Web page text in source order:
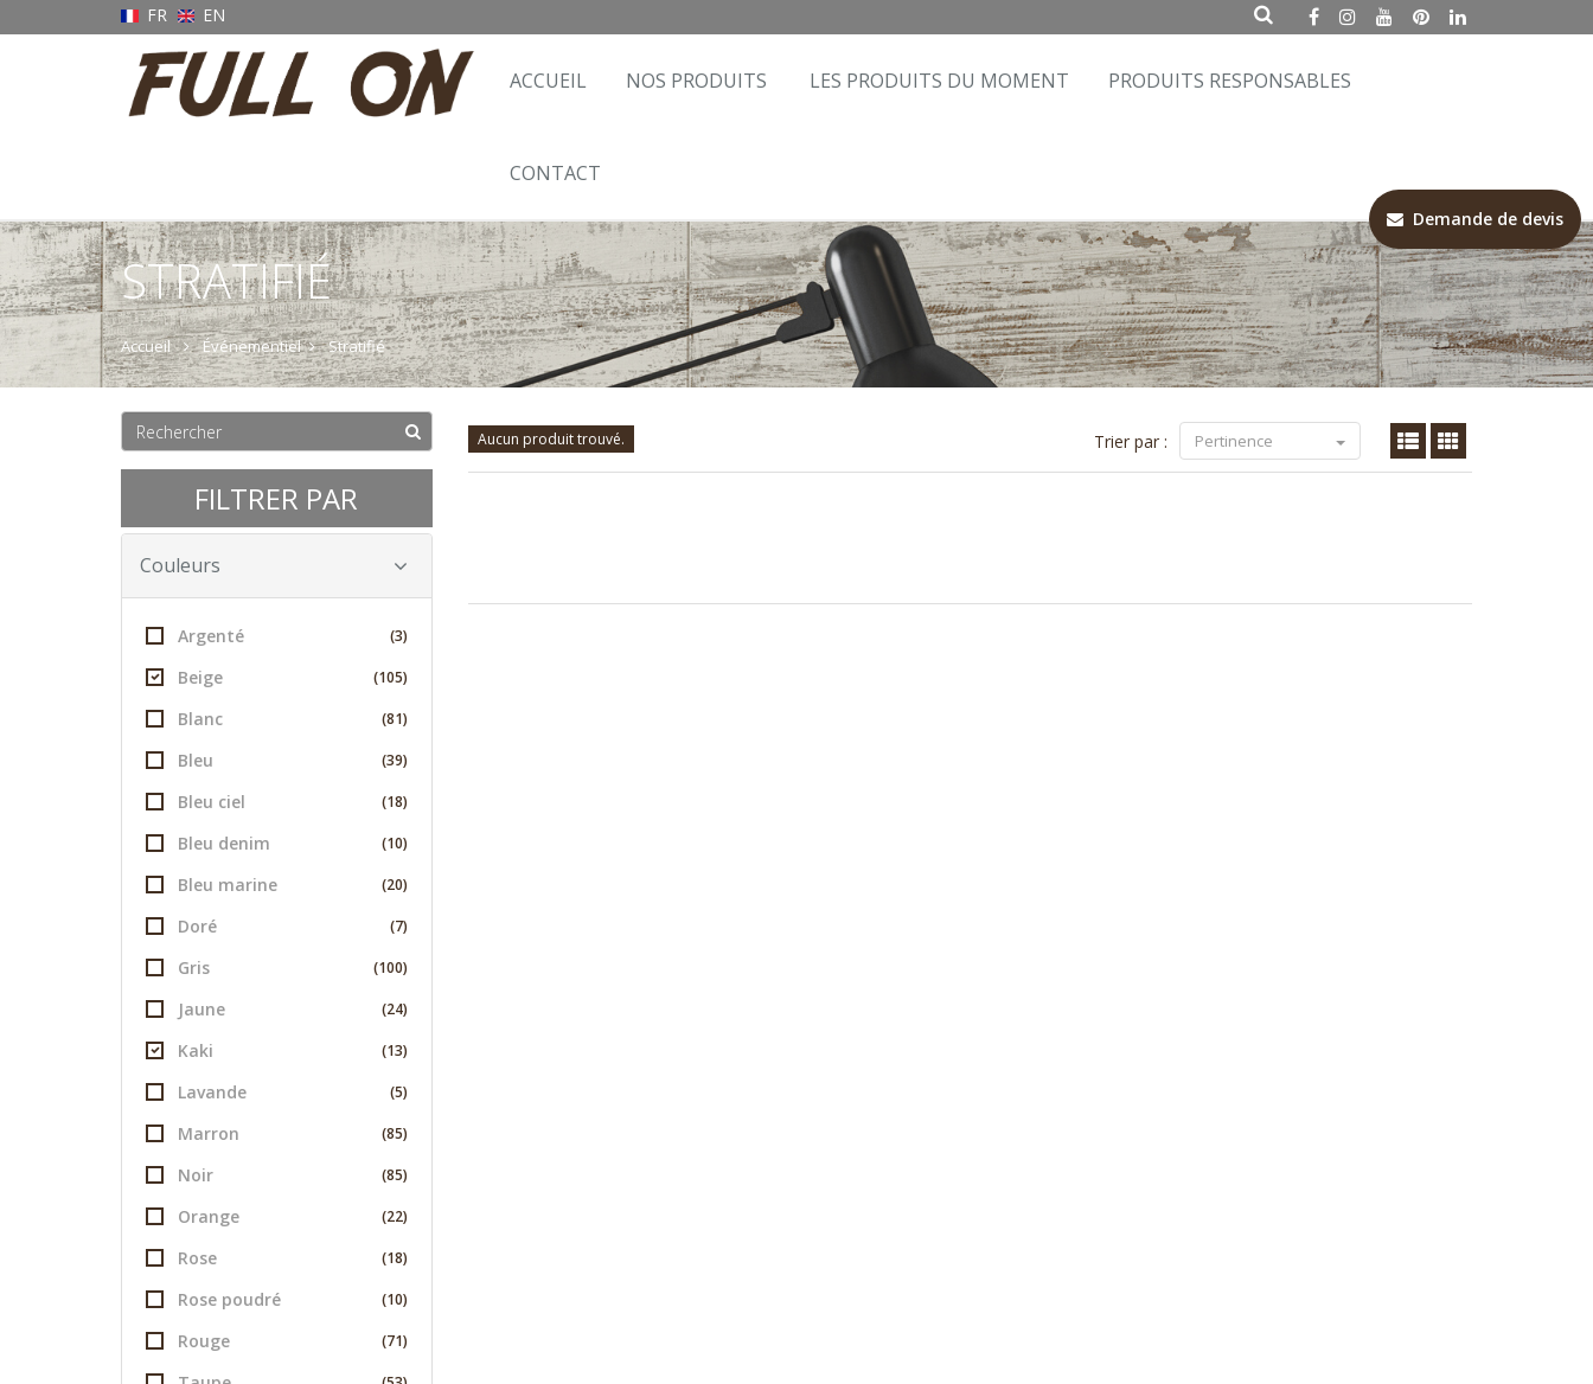
FR EN
ACCUEIL NOS PRODUITS LES PRODUITS DU MOMENT PRODUITS RESPONSABLES
CONTACT
STRATIFIÉ
Accueil Événementiel Stratifié
FILTRER PAR
Couleurs
Argenté (3)
Beige (105)
Blanc (81)
Bleu (39)
Bleu ciel (18)
Bleu denim (10)
Bleu marine (20)
Doré (7)
Gris (100)
Jaune (24)
Kaki (13)
Lavande (5)
Marron (85)
Noir (85)
Orange (22)
Rose (18)
Rose poudré (10)
Rouge (71)
Aucun produit trouvé. Trier par : Pertinence
Demande de devis